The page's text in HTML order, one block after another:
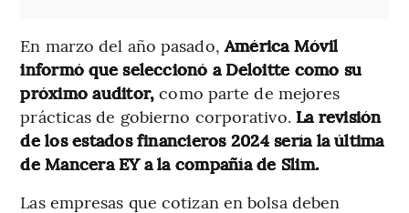
En marzo del año pasado,América Móvil
informó que seleccionó a Deloitte como su
próximo auditor, como parte de mejores
prácticas de gobierno corporativo. La revisión
de los estados financieros 2024 sería la última
de Mancera EY a la compañía de Slim.
Las empresas que cotizan en bolsa deben